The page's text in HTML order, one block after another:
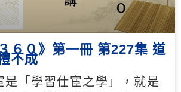
６０》第一冊 第227集 道
不成
是「學習仕宦之學」，就是